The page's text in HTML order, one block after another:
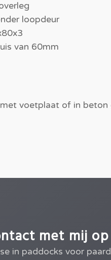
loopdeur
van 60mm
voetplaat of in
met mij op
in paddocks voor